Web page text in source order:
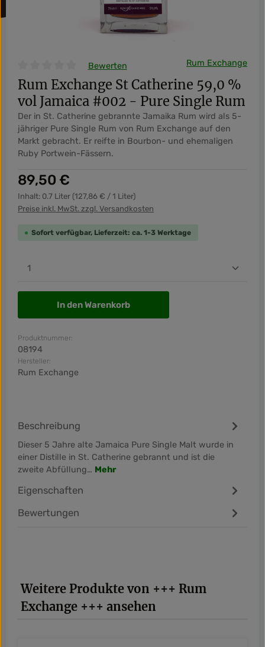
Durchschnittliche Bewertung von 0 von 5 Sternen
Bewerten Rum Exchange
Rum Exchange St Catherine 59,0 %
vol Jamaica #002 - Pure Single Rum
Der in St. Catherine gebrannte Jamaika Rum wird als 5-
jähriger Pure Single Rum von Rum Exchange auf den
Markt gebracht. Er reifte in Bourbon- und ehemaligen
Ruby Portwein-Fässern.
Regulärer Preis:
89,50 €
Inhalt: 0.7 Liter (127,86 € / 1 Liter)
Preise inkl. MwSt. zzgl. Versandkosten
Sofort verfügbar, Lieferzeit: ca. 1-3 Werktage
Produkt Anzahl: Gib den gewünschten Wert
In den Warenkorb
Produktnummer:
08194
Hersteller:
Rum Exchange
Beschreibung
Dieser 5 Jahre alte Jamaica Pure Single Malt wurde in
einer Distille in St. Catherine gebrannt und ist die
zweite Abfüllung… Mehr
Eigenschaften
Bewertungen
Produktgalerie überspringen
Weitere Produkte von +++ Rum
Exchange +++ ansehen